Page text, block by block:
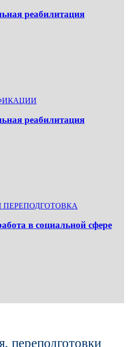
реабилитация
реабилитация
в социальной сфере
переподготовки